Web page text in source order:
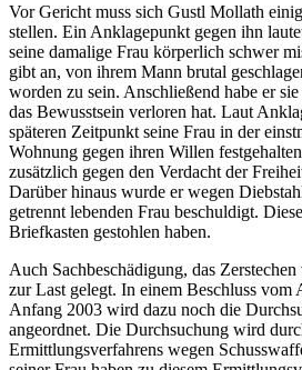
Vor Gericht muss sich Gustl Mollath
stellen. Ein Anklagepunkt gegen ihn
seine damalige Frau körperlich schwer
gibt an, von ihrem Mann brutal
worden zu sein. Anschließend habe er
das Bewusstsein verloren hat. Laut
späteren Zeitpunkt seine Frau in der
Wohnung gegen ihren Willen
zusätzlich gegen den Verdacht der
Darüber hinaus wurde er wegen
getrennt lebenden Frau beschuldigt.
Briefkasten gestohlen haben.
Auch Sachbeschädigung, das
zur Last gelegt. In einem Beschluss vom
Anfang 2003 wird dazu noch die
angeordnet. Die Durchsuchung wird
Ermittlungsverfahrens wegen